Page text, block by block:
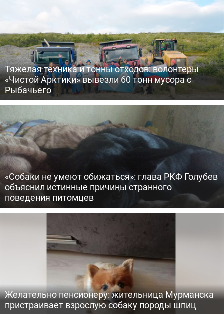
Тяжелая техника и тонны отходов: волонтеры
«Чистой Арктики» вывезли 60 тонн мусора с
Рыбачьего
«Собаки не умеют обижаться»: глава РКФ Голубев
объяснил истинные причины странного
поведения питомцев
Желательно пенсионеру: жительница Мурманска
пристраивает взрослую собаку породы шпиц